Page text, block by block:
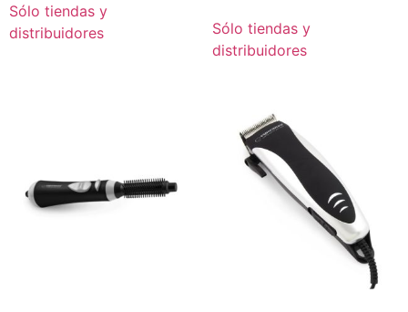
Sólo tiendas y
distribuidores
Sólo tiendas y
distribuidores